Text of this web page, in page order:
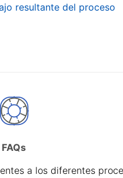
resultante del proceso
FAQs
a los diferentes